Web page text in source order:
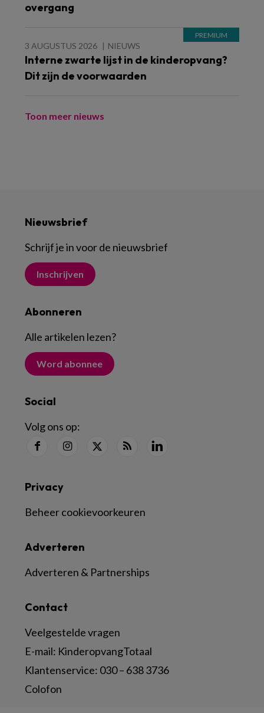
overgang
3 AUGUSTUS 2026 NIEUWS
Interne zwarte lijst in de kinderopvang?
Dit zijn de voorwaarden
Toon meer nieuws
Nieuwsbrief
Schrijf je in voor de nieuwsbrief
Inschrijven
Abonneren
Alle artikelen lezen?
Word abonnee
Social
Volg ons op:
Contact
Veelgestelde vragen
E-mail: KinderopvangTotaal
Klantenservice: 030 – 638 3736
Colofon
Adverteren
Adverteren & Partnerships
Privacy
Beheer cookievoorkeuren